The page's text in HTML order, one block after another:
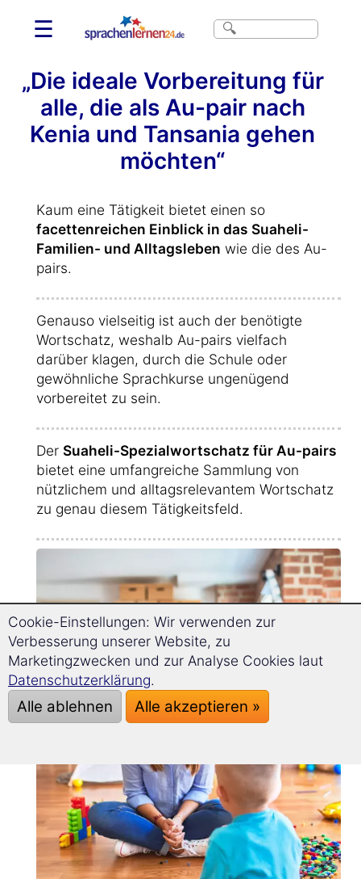
☰
„Die ideale Vorbereitung für
alle, die als Au-pair nach
Kenia und Tansania gehen
möchten“
Kaum eine Tätigkeit bietet einen so
facettenreichen Einblick in das Suaheli-
Familien- und Alltagsleben wie die des Au-
pairs.
Genauso vielseitig ist auch der benötigte
Wortschatz, weshalb Au-pairs vielfach
darüber klagen, durch die Schule oder
gewöhnliche Sprachkurse ungenügend
vorbereitet zu sein.
Der Suaheli-Spezialwortschatz für Au-pairs
bietet eine umfangreiche Sammlung von
nützlichem und alltagsrelevantem Wortschatz
zu genau diesem Tätigkeitsfeld.
Cookie-Einstellungen: Wir verwenden zur
Verbesserung unserer Website, zu
Marketingzwecken und zur Analyse Cookies laut
Datenschutzerklärung.
Alle ablehnen Alle akzeptieren »